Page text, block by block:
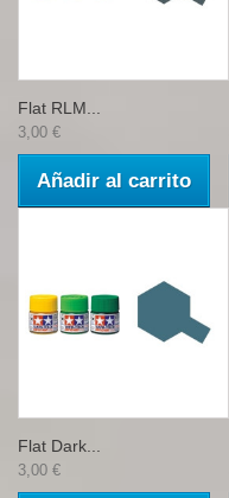
Flat RLM...
3,00 €
Añadir al carrito
Flat Dark...
3,00 €